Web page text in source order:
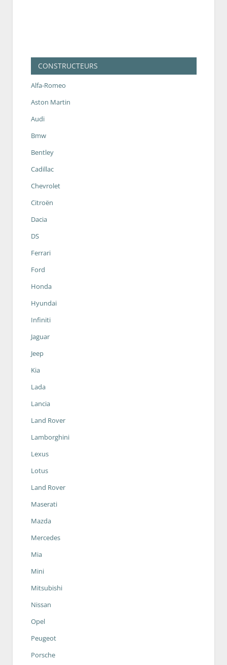
CONSTRUCTEURS
Alfa-Romeo
Aston Martin
Audi
Bmw
Bentley
Cadillac
Chevrolet
Citroën
Dacia
DS
Ferrari
Ford
Honda
Hyundai
Infiniti
Jaguar
Jeep
Kia
Lada
Lancia
Land Rover
Lamborghini
Lexus
Lotus
Land Rover
Maserati
Mazda
Mercedes
Mia
Mini
Mitsubishi
Nissan
Opel
Peugeot
Porsche